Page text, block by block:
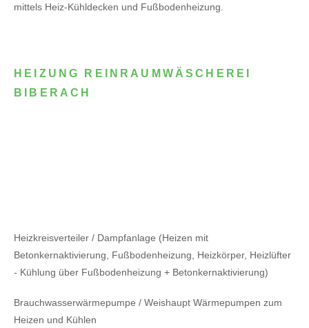
mittels Heiz-Kühldecken und Fußbodenheizung.
HEIZUNG REINRAUMWÄSCHEREI
BIBERACH
Heizkreisverteiler / Dampfanlage (Heizen mit
Betonkernaktivierung, Fußbodenheizung, Heizkörper, Heizlüfter
- Kühlung über Fußbodenheizung + Betonkernaktivierung)
Brauchwasserwärmepumpe / Weishaupt Wärmepumpen zum
Heizen und Kühlen